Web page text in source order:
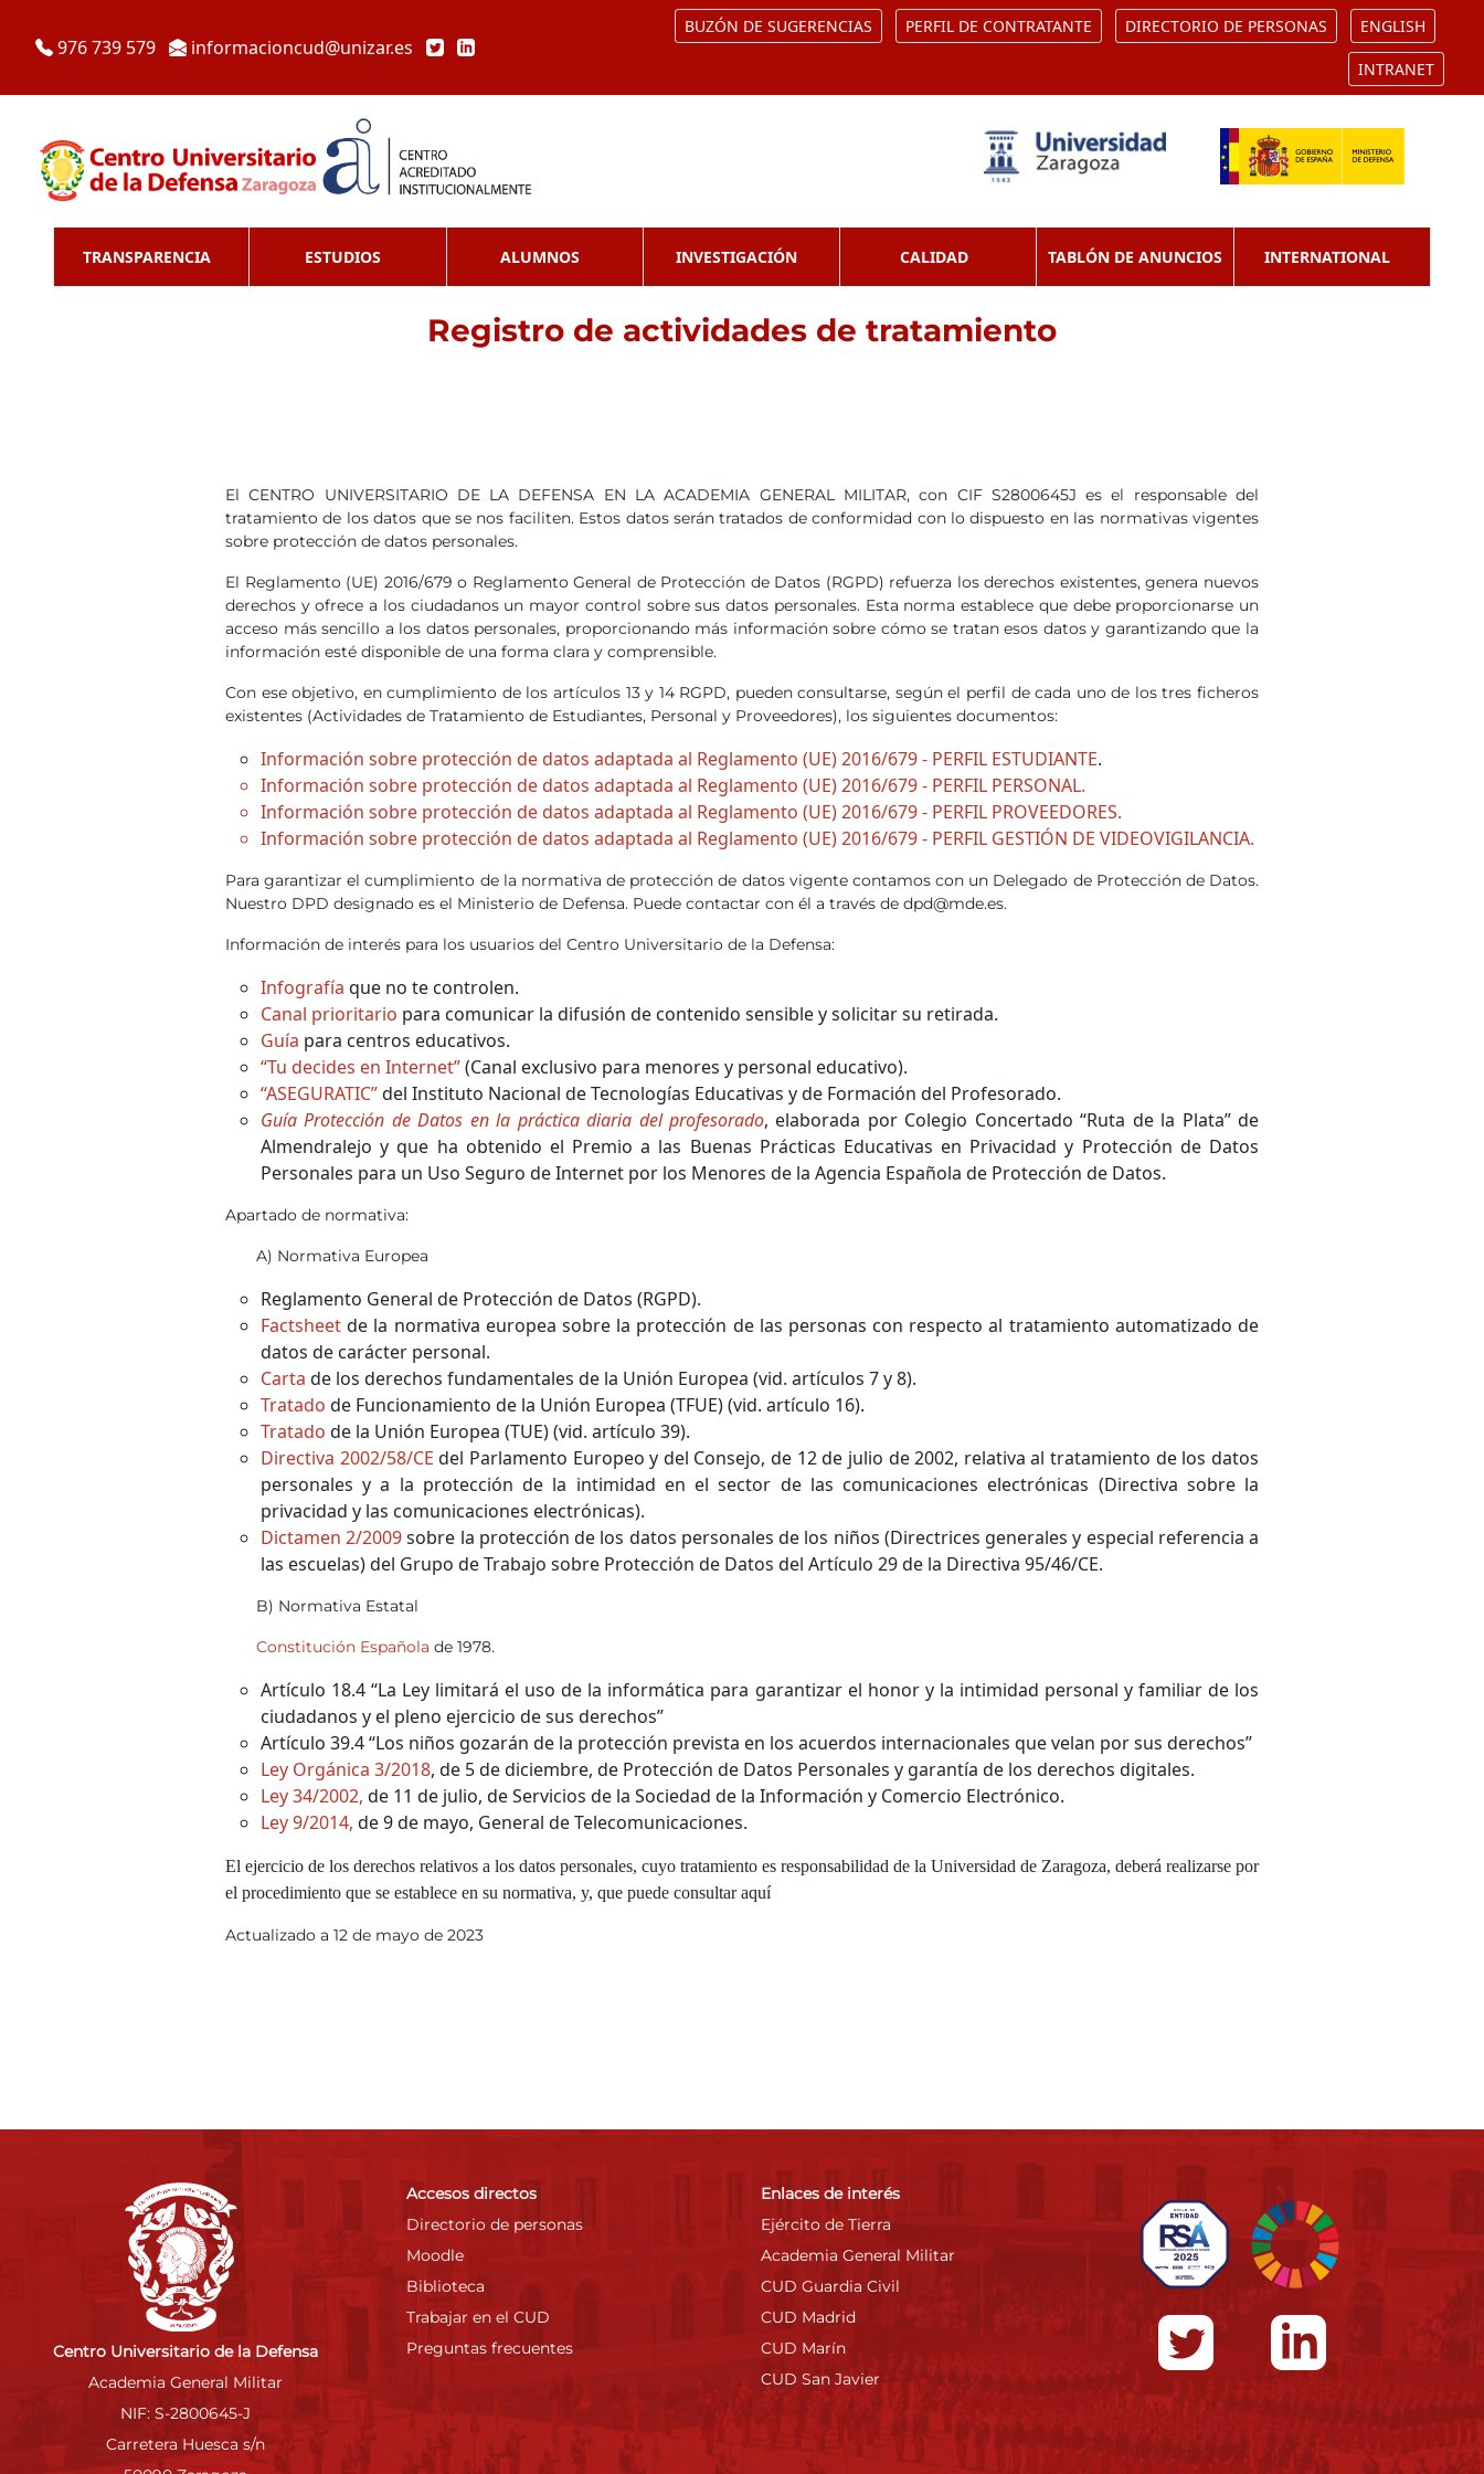
976 739 579 informacioncud@unizar.es
BUZÓN DE SUGERENCIAS PERFIL DE CONTRATANTE DIRECTORIO DE PERSONAS ENGLISH
INTRANET
TRANSPARENCIA ESTUDIOS ALUMNOS INVESTIGACIÓN CALIDAD TABLÓN DE ANUNCIOS INTERNATIONAL
Registro de actividades de tratamiento
El CENTRO UNIVERSITARIO DE LA DEFENSA EN LA ACADEMIA GENERAL MILITAR, con CIF S2800645J es el responsable del
tratamiento de los datos que se nos faciliten. Estos datos serán tratados de conformidad con lo dispuesto en las normativas vigentes
sobre protección de datos personales.
El Reglamento (UE) 2016/679 o Reglamento General de Protección de Datos (RGPD) refuerza los derechos existentes, genera nuevos
derechos y ofrece a los ciudadanos un mayor control sobre sus datos personales. Esta norma establece que debe proporcionarse un
acceso más sencillo a los datos personales, proporcionando más información sobre cómo se tratan esos datos y garantizando que la
información esté disponible de una forma clara y comprensible.
Con ese objetivo, en cumplimiento de los artículos 13 y 14 RGPD, pueden consultarse, según el perfil de cada uno de los tres ficheros
existentes (Actividades de Tratamiento de Estudiantes, Personal y Proveedores), los siguientes documentos:
Información sobre protección de datos adaptada al Reglamento (UE) 2016/679 - PERFIL ESTUDIANTE.
Información sobre protección de datos adaptada al Reglamento (UE) 2016/679 - PERFIL PERSONAL.
Información sobre protección de datos adaptada al Reglamento (UE) 2016/679 - PERFIL PROVEEDORES.
Información sobre protección de datos adaptada al Reglamento (UE) 2016/679 - PERFIL GESTIÓN DE VIDEOVIGILANCIA.
Para garantizar el cumplimiento de la normativa de protección de datos vigente contamos con un Delegado de Protección de Datos.
Nuestro DPD designado es el Ministerio de Defensa. Puede contactar con él a través de dpd@mde.es.
Información de interés para los usuarios del Centro Universitario de la Defensa:
Infografía que no te controlen.
Canal prioritario para comunicar la difusión de contenido sensible y solicitar su retirada.
Guía para centros educativos.
“Tu decides en Internet”(Canal exclusivo para menores y personal educativo).
“ASEGURATIC”del Instituto Nacional de Tecnologías Educativas y de Formación del Profesorado.
Guía Protección de Datos en la práctica diaria del profesorado, elaborada por Colegio Concertado “Ruta de la Plata” de
Almendralejo y que ha obtenido el Premio a las Buenas Prácticas Educativas en Privacidad y Protección de Datos
Personales para un Uso Seguro de Internet por los Menores de la Agencia Española de Protección de Datos.
Apartado de normativa:
A) Normativa Europea
Reglamento General de Protección de Datos (RGPD).
Factsheet de la normativa europea sobre la protección de las personas con respecto al tratamiento automatizado de
datos de carácter personal.
Carta de los derechos fundamentales de la Unión Europea (vid. artículos 7 y 8).
Tratado de Funcionamiento de la Unión Europea (TFUE) (vid. artículo 16).
Tratado de la Unión Europea (TUE) (vid. artículo 39).
Directiva 2002/58/CE del Parlamento Europeo y del Consejo, de 12 de julio de 2002, relativa al tratamiento de los datos
personales y a la protección de la intimidad en el sector de las comunicaciones electrónicas (Directiva sobre la
privacidad y las comunicaciones electrónicas).
Dictamen 2/2009sobre la protección de los datos personales de los niños (Directrices generales y especial referencia a
las escuelas) del Grupo de Trabajo sobre Protección de Datos del Artículo 29 de la Directiva 95/46/CE.
B) Normativa Estatal
Constitución Española de 1978.
Artículo 18.4 “La Ley limitará el uso de la informática para garantizar el honor y la intimidad personal y familiar de los
ciudadanos y el pleno ejercicio de sus derechos”
Artículo 39.4 “Los niños gozarán de la protección prevista en los acuerdos internacionales que velan por sus derechos”
Ley Orgánica 3/2018, de 5 de diciembre, de Protección de Datos Personales y garantía de los derechos digitales.
Ley 34/2002, de 11 de julio, de Servicios de la Sociedad de la Información y Comercio Electrónico.
Ley 9/2014, de 9 de mayo, General de Telecomunicaciones.
El ejercicio de los derechos relativos a los datos personales, cuyo tratamiento es responsabilidad de la Universidad de Zaragoza, deberá realizarse por
el procedimiento que se establece en su normativa, y, que puede consultaraquí
Actualizado a 12 de mayo de 2023
Centro Universitario de la Defensa
Academia General Militar
NIF: S-2800645-J
Carretera Huesca s/n
Accesos directos
Directorio de personas
Moodle
Biblioteca
Trabajar en el CUD
Preguntas frecuentes
Enlaces de interés
Ejército de Tierra
Academia General Militar
CUD Guardia Civil
CUD Madrid
CUD Marín
CUD San Javier